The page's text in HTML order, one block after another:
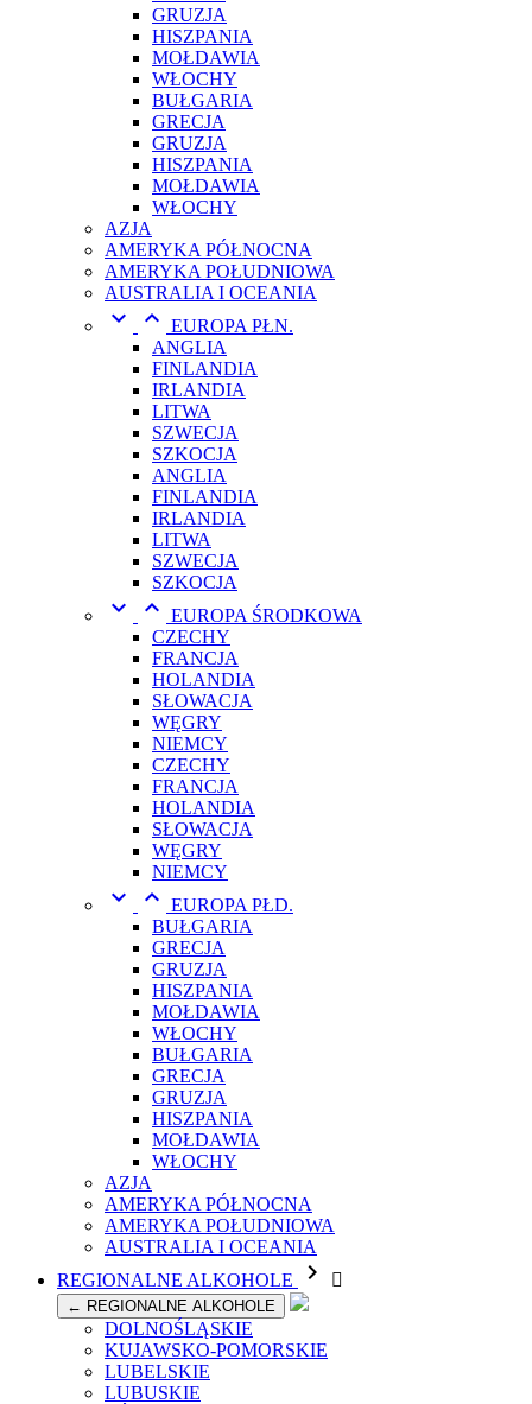
GRUZJA
HISZPANIA
MOŁDAWIA
WŁOCHY
BUŁGARIA
GRECJA
GRUZJA
HISZPANIA
MOŁDAWIA
WŁOCHY
AZJA
AMERYKA PÓŁNOCNA
AMERYKA POŁUDNIOWA
AUSTRALIA I OCEANIA
  EUROPA PŁN.
ANGLIA
FINLANDIA
IRLANDIA
LITWA
SZWECJA
SZKOCJA
ANGLIA
FINLANDIA
IRLANDIA
LITWA
SZWECJA
SZKOCJA
  EUROPA ŚRODKOWA
CZECHY
FRANCJA
HOLANDIA
SŁOWACJA
WĘGRY
NIEMCY
CZECHY
FRANCJA
HOLANDIA
SŁOWACJA
WĘGRY
NIEMCY
  EUROPA PŁD.
BUŁGARIA
GRECJA
GRUZJA
HISZPANIA
MOŁDAWIA
WŁOCHY
BUŁGARIA
GRECJA
GRUZJA
HISZPANIA
MOŁDAWIA
WŁOCHY
AZJA
AMERYKA PÓŁNOCNA
AMERYKA POŁUDNIOWA
AUSTRALIA I OCEANIA
REGIONALNE ALKOHOLE
 
← REGIONALNE ALKOHOLE
DOLNOŚLĄSKIE
KUJAWSKO-POMORSKIE
LUBELSKIE
LUBUSKIE